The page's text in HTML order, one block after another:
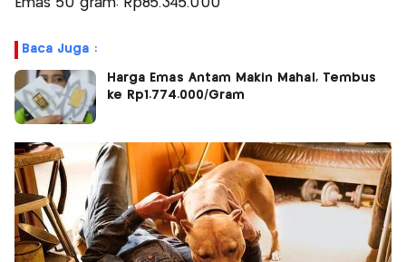
Emas 50 gram: Rp85.345.000
Baca Juga :
Harga Emas Antam Makin Mahal, Tembus
ke Rp1.774.000/Gram